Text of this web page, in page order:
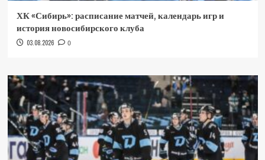
ХК «Сибирь»: расписание матчей, календарь игр и
история новосибирского клуба
03.08.2026 0